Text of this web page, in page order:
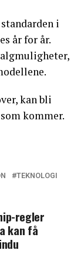
i
år for år.
kan bli
kommer.
TEKNOLOGI
regler
kan få